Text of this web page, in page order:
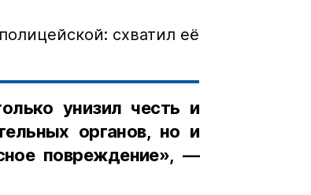
схватил её
унизил честь и
органов, но и
повреждение», —